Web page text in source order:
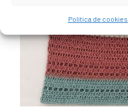
Política de cookies